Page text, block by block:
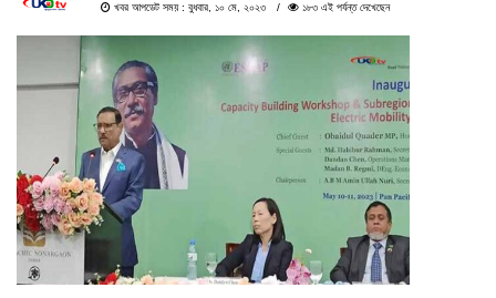
খবর আপডেট সময় : বুধবার, ১০ মে, ২০২৩ ১৮৩ এই পর্যন্ত দেখেছেন